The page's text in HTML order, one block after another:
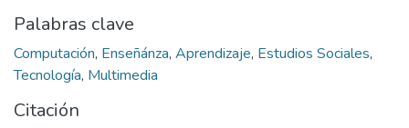
Palabras clave
Computación, Enseñánza, Aprendizaje, Estudios Sociales,
Tecnología, Multimedia
Citación